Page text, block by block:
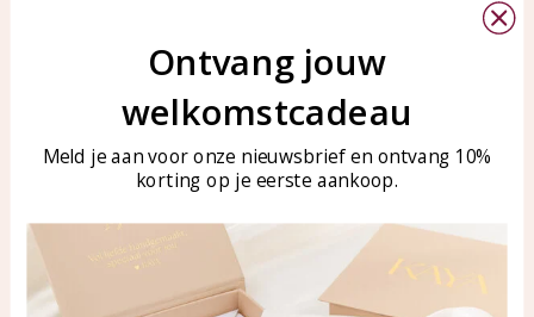
Customer service
Customer service
Care for your jewelry
KAYA Sieraden
Bellen of WhatsApp Ma-Vr
tussen 09:00-17:00
Tel: 0850003187
WhatsApp: 0850003187
klantenservice@kayasierade
Ontvang jouw
welkomstcadeau
Meld je aan voor onze nieuwsbrief en ontvang 10%
korting op je eerste aankoop.